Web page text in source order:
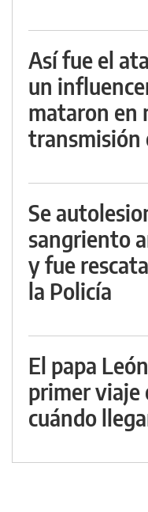
Así fue el
un
mataron en
transmisión
Se
sangriento
y fue
la Policía
El papa
primer viaje
cuándo